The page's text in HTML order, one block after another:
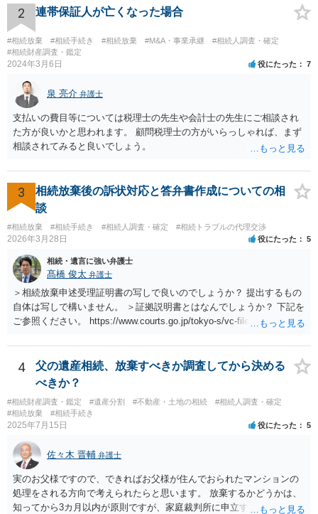
2 連帯保証人が亡くなった場合
#相続放棄 #相続手続き #相続放棄 #M&A・事業承継
#相続人調査・確定
#相続財産調査・鑑定
2024年3月6日 役にたった 7
泉 亮介 弁護士
支払いの費目等については税理士の先生や会計士の先生にご相談され
た方が良いかと思われます。 顧問税理士の方がいらっしゃれば、まず
相談されてみると良いでしょう。
3
相続放棄後の訴状対応と答弁書作成についての相
談
#相続放棄 #相続手続き #相続人調査・確定 #相続トラブルの代理交渉
2026年3月28日 役にたった 5
相続・遺言に強い弁護士
髙橋 俊太 弁護士
＞相続放棄申述受理証明書の写しで良いのでしょうか？ 提出するもの
自体は写しで構いません。 ＞証拠説明書とはなんでしょうか？ 下記を
ご参照ください。 https://www.courts.go.jp/tokyo-s/vc-files/tokyo-s/file/
4
父の遺産相続、放棄すべきか調査してから決める
べきか？
#相続財産調査・鑑定 #遺産分割 #不動産・土地の相続
#相続人調査・確定
#相続放棄
#相続手続き
2025年7月15日 役にたった 5
佐々木 晋輔 弁護士
実のお父様ですので、できればお父様が住んでおられたマンションの
処理をされる方向で考えられたらと思います。 放棄するかどうかは、
知ってから3カ月以内が原則ですが、家庭裁判所に申立すれば3カ月の